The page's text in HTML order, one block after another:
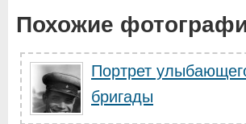
Похожие
Портрет
бригады